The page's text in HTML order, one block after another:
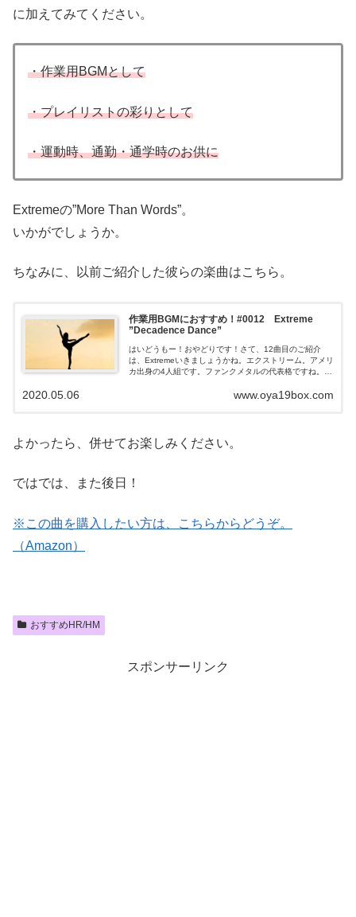
に加えてみてください。
・作業用BGMとして
・プレイリストの彩りとして
・運動時、通勤・通学時のお供に
Extremeの”More Than Words”。
いかがでしょうか。
ちなみに、以前ご紹介した彼らの楽曲はこちら。
作業用BGMにおすすめ！#0012 Extreme
”Decadence Dance”
はいどうもー！おやどりです！さて、12曲目のご紹介
は、Extremeいきましょうかね。エクストリーム。アメリ
カ出身の4人組です。ファンクメタルの代表格ですね。ご
www.oya19box.com
2020.05.06
よかったら、併せてお楽しみください。
ではでは、また後日！
※この曲を購入したい方は、こちらからどうぞ。
（Amazon）
おすすめHR/HM
スポンサーリンク